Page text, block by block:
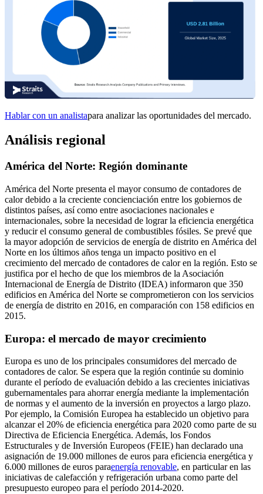
Hablar con un analistapara analizar las oportunidades del mercado.
Análisis regional
América del Norte: Región dominante
América del Norte presenta el mayor consumo de contadores de
calor debido a la creciente concienciación entre los gobiernos de
distintos países, así como entre asociaciones nacionales e
internacionales, sobre la necesidad de lograr la eficiencia energética
y reducir el consumo general de combustibles fósiles. Se prevé que
la mayor adopción de servicios de energía de distrito en América del
Norte en los últimos años tenga un impacto positivo en el
crecimiento del mercado de contadores de calor en la región. Esto se
justifica por el hecho de que los miembros de la Asociación
Internacional de Energía de Distrito (IDEA) informaron que 350
edificios en América del Norte se comprometieron con los servicios
de energía de distrito en 2016, en comparación con 158 edificios en
2015.
Europa: el mercado de mayor crecimiento
Europa es uno de los principales consumidores del mercado de
contadores de calor. Se espera que la región continúe su dominio
durante el período de evaluación debido a las crecientes iniciativas
gubernamentales para ahorrar energía mediante la implementación
de normas y el aumento de la inversión en proyectos a largo plazo.
Por ejemplo, la Comisión Europea ha establecido un objetivo para
alcanzar el 20% de eficiencia energética para 2020 como parte de su
Directiva de Eficiencia Energética. Además, los Fondos
Estructurales y de Inversión Europeos (FEIE) han declarado una
asignación de 19.000 millones de euros para eficiencia energética y
6.000 millones de euros paraenergía renovable, en particular en las
iniciativas de calefacción y refrigeración urbana como parte del
presupuesto europeo para el período 2014-2020.